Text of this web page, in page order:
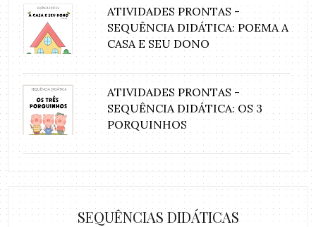
ATIVIDADES PRONTAS -
SEQUÊNCIA DIDÁTICA: POEMA A
CASA E SEU DONO
ATIVIDADES PRONTAS -
SEQUÊNCIA DIDÁTICA: OS 3
PORQUINHOS
SEQUÊNCIAS DIDÁTICAS